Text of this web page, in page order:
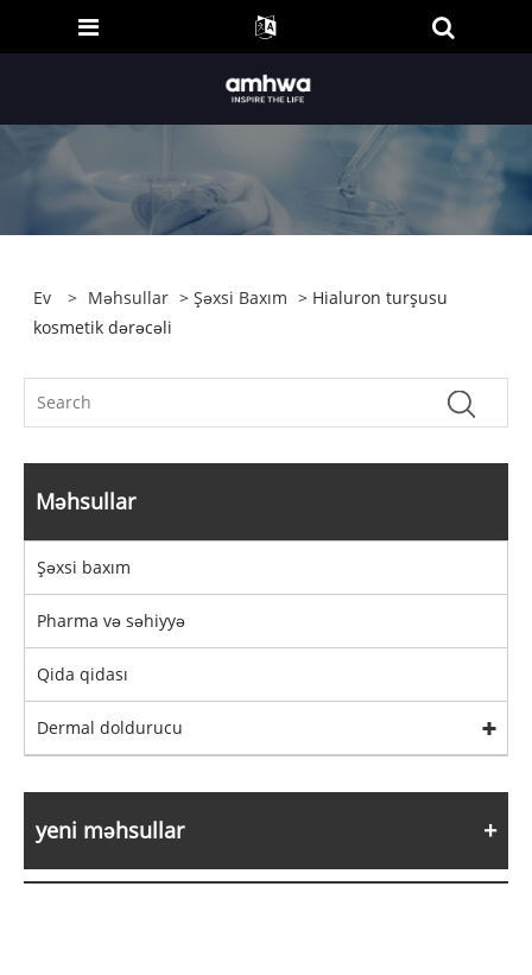
Ev > Məhsullar >Şəxsi Baxım > Hialuron turşusu
kosmetik dərəcəli
Məhsullar
Şəxsi baxım
Pharma və səhiyyə
Qida qidası
Dermal doldurucu
yeni məhsullar